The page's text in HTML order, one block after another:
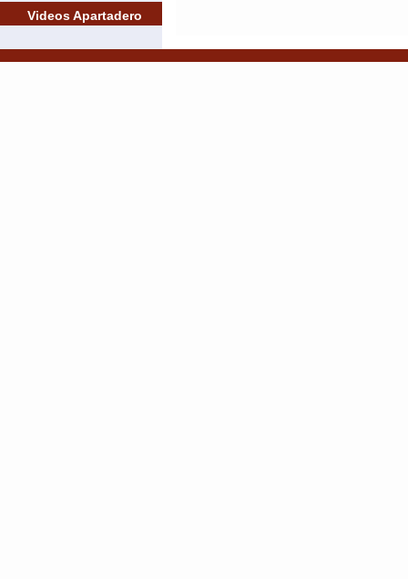
Videos Apartadero